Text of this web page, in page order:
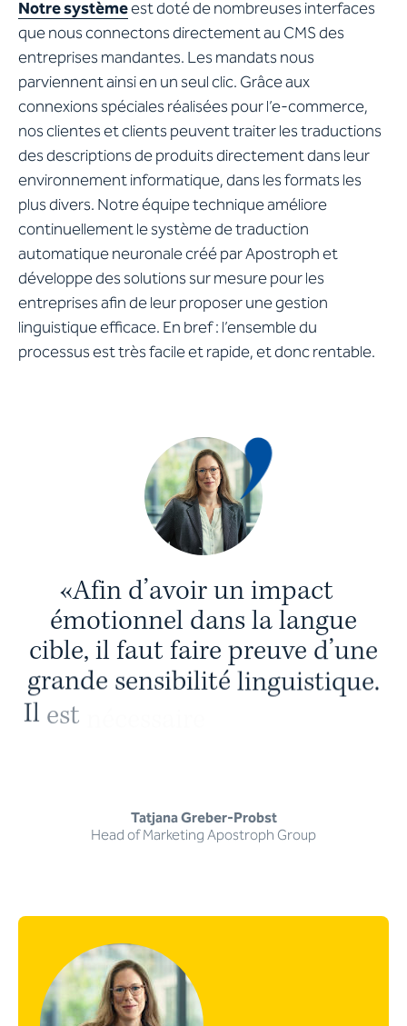
Notre systèmeest doté de nombreuses interfaces
que nous connectons directement au CMS des
entreprises mandantes. Les mandats nous
parviennent ainsi en un seul clic. Grâce aux
connexions spéciales réalisées pour l’e-commerce,
nos clientes et clients peuvent traiter les traductions
des descriptions de produits directement dans leur
environnement informatique, dans les formats les
plus divers. Notre équipe technique améliore
continuellement le système de traduction
automatique neuronale créé par Apostroph et
développe des solutions sur mesure pour les
entreprises afin de leur proposer une gestion
linguistique efficace. En bref : l’ensemble du
processus est très facile et rapide, et donc rentable.
«Afin d’avoir un impact
émotionnel dans la langue
cible, il faut faire preuve d’une
grande sensibilité linguistique.
Il est
Tatjana Greber-Probst
Head of Marketing Apostroph Group